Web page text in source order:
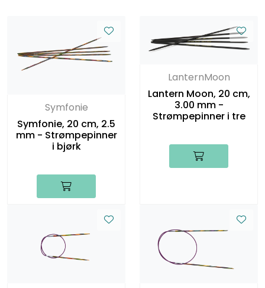
Symfonie
Symfonie, 20 cm, 2.5
mm - Strømpepinner
i bjørk
LanternMoon
Lantern Moon, 20 cm,
3.00 mm -
Strømpepinner i tre